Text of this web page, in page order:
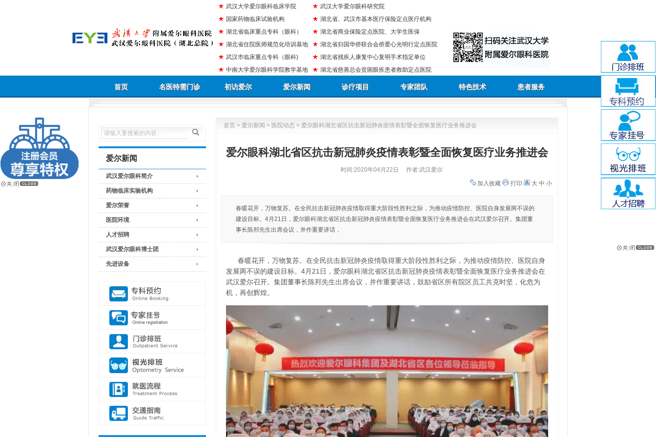
武汉大学爱尔眼科临床学院
国家药物临床试验机构
湖北省临床重点专科（眼科）
湖北省住院医师规范化培训基地
武汉市临床重点专科（眼科)
中南大学爱尔眼科学院教学基地
武汉大学爱尔眼科研究院
湖北省、武汉市基本医疗保险定点医疗机构
湖北省商业保险定点医院、大学生医保
湖北省归国华侨联合会侨爱心光明行定点医院
湖北省残疾人康复中心复明手术指定单位
湖北省慈善总会贫困眼疾患者救助定点医院
首页 名医特需门诊 初访爱尔 爱尔新闻 诊疗项目 专家团队 特色技术 患者服务
爱尔新闻
武汉爱尔眼科简介
药物临床实验机构
爱尔荣誉
医院环境
人才招聘
武汉爱尔眼科博士团
先进设备
首页 > 爱尔新闻 > 医院动态 > 爱尔眼科湖北省区抗击新冠肺炎疫情表彰暨全面恢复医疗业务推进会
爱尔眼科湖北省区抗击新冠肺炎疫情表彰暨全面恢复医疗业务推进会
时间:2020年04月22日
作者:武汉爱尔
加入收藏
打印 大 中 小
春暖花开，万物复苏。在全民抗击新冠肺炎疫情取得重大阶段性胜利之际，为推动疫情防控、医院自身发展两不误的
建设目标。4月21日，爱尔眼科湖北省区抗击新冠肺炎疫情表彰暨全面恢复医疗业务推进会在武汉爱尔召开。集团董
事长陈邦先生出席会议，并作重要讲话，
春暖花开，万物复苏。在全民抗击新冠肺炎疫情取得重大阶段性胜利之际，为推动疫情防控、医院自身
发展两不误的建设目标。4月21日，爱尔眼科湖北省区抗击新冠肺炎疫情表彰暨全面恢复医疗业务推进会在
武汉爱尔召开。集团董事长陈邦先生出席会议，并作重要讲话，鼓励省区所有院区员工共克时坚，化危为
机，再创辉煌。